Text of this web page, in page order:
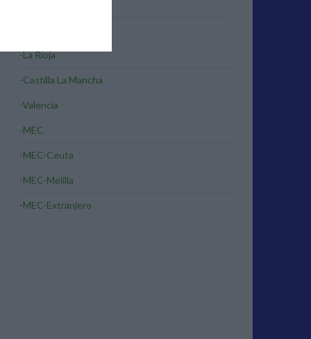
-La Rioja
-Castilla La Mancha
-Valencia
-MEC
-MEC-Ceuta
-MEC-Melilla
-MEC-Extranjero